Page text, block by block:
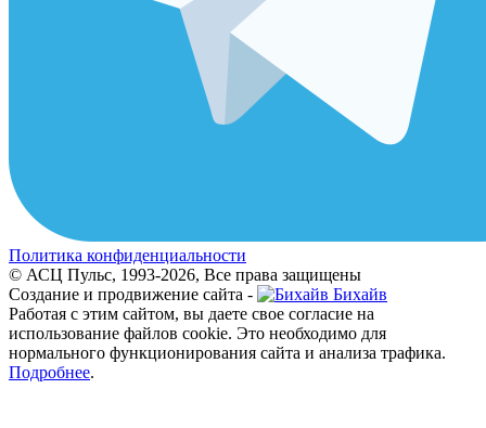
Политика конфиденциальности
© АСЦ Пульс, 1993-2026, Все права защищены
Создание и продвижение сайта -
Бихайв
Работая с этим сайтом, вы даете свое согласие на
использование файлов cookie. Это необходимо для
нормального функционирования сайта и анализа трафика.
Подробнее.